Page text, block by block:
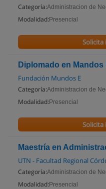
Categoría:Administracion de
Modalidad: Presencial
Diplomado en Mandos
Fundación Mundos E
Categoría:Administracion de
Modalidad: Presencial
Maestría en
UTN - Facultad Regional
Categoría:Administracion de
Modalidad: Presencial